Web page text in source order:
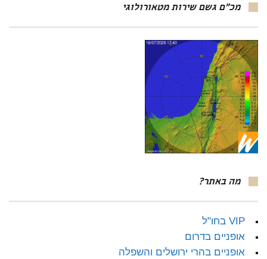
מכ"ם גשם שירות מטאורולוגי
מה באתר?
VIP בחו"ל
אופניים בדרום
אופניים בהרי ירושלים והשפלה